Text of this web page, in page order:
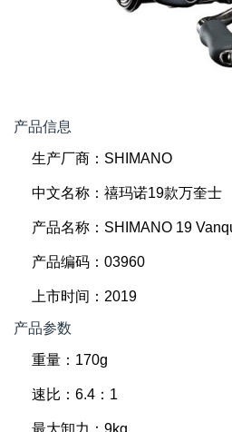
产品信息
生产厂商：SHIMANO
中文名称：禧玛诺19款万奎士
产品名称：SHIMANO 19
产品编码：03960
上市时间：2019
产品参数
重量：170g
速比：6.4：1